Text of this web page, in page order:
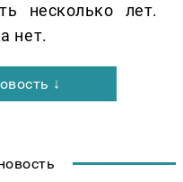
несколько лет.
нет.
↓